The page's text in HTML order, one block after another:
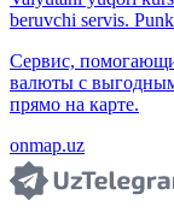
beruvchi servis.
Сервис,
валюты с
прямо на карте.
onmap.uz